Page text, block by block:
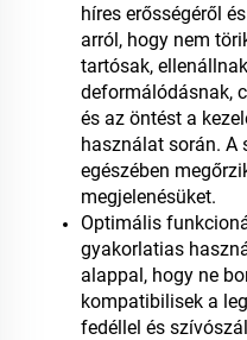
híres erősségéről
arról, hogy nem
tartósak,
deformálódásnak,
és az öntést a
használat során.
egészében
megjelenésüket.
Optimális
gyakorlatias
alappal, hogy ne
kompatibilisek a
fedéllel és